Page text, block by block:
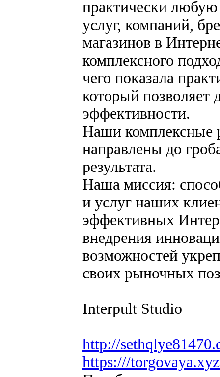
практически
услуг, компаний,
магазинов в
комплексного
чего показала
который позволяет
эффективности.
Наши комплексные
направлены до
результата.
Наша миссия:
и услуг наших
эффективных
внедрения
возможностей
своих рыночных
Interpult Studio
http://
https:///